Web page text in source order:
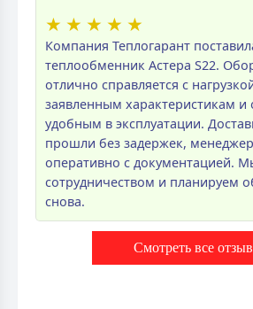
★ ★ ★ ★ ★
Компания Теплогарант
теплообменник Астера S22.
отлично справляется с
заявленным характеристикам и
удобным в эксплуатации.
прошли без задержек,
оперативно с документацией.
сотрудничеством и планируем
снова.
Смотреть все